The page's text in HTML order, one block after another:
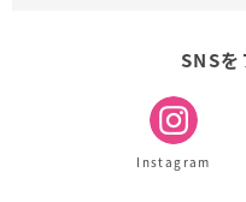
SNSを
Instagram